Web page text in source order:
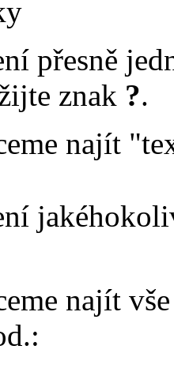
přesně
znak ?.
najít
najít